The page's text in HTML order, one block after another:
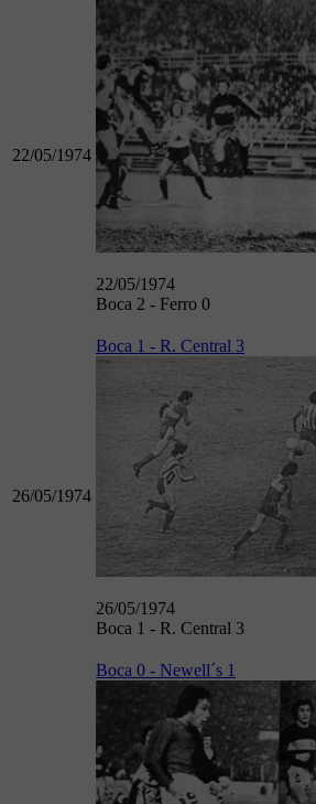
22/05/1974
22/05/1974
Boca 2 - Ferro 0
26/05/1974
Boca 1 - R. Central 3
26/05/1974
Boca 1 - R. Central 3
Boca 0 - Newell´s 1